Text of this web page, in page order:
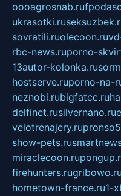
oooagrosnab.ru
ukrasotki.ru
sovratili.ruolecoon.ru
rbc-news.ruporno-
13autor-kolonka.ru
hostserve.ruporno-na-
neznobi.rubigfatcc.ru
delfinet.rusilvernano.ru
velotrenajery.ru
show-pets.ru
miraclecoon.ru
firehunters.rugribowo.ru
hometown-france.ru1-